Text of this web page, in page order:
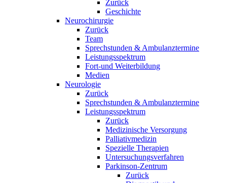
Zurück
Geschichte
Neurochirurgie
Zurück
Team
Sprechstunden & Ambulanztermine
Leistungsspektrum
Fort-und Weiterbildung
Medien
Neurologie
Zurück
Sprechstunden & Ambulanztermine
Leistungsspektrum
Zurück
Medizinische Versorgung
Palliativmedizin
Spezielle Therapien
Untersuchungsverfahren
Parkinson-Zentrum
Zurück